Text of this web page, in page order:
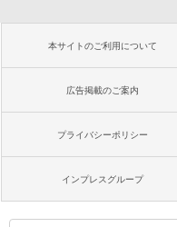
本サイトのご利用について
広告掲載のご案内
プライバシーポリシー
インプレスグループ